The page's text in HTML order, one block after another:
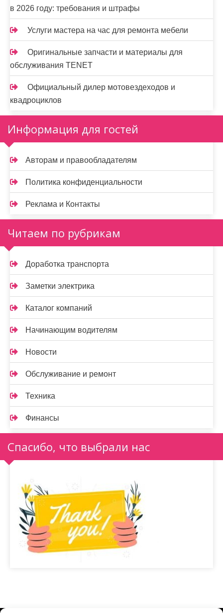
в 2026 году: требования и штрафы
Услуги мастера на час для ремонта мебели
Оригинальные запчасти и материалы для
обслуживания TENET
Официальный дилер мотовездеходов и
квадроциклов
Информация для гостей
Авторам и правообладателям
Политика конфиденциальности
Реклама и Контакты
Читаем по рубрикам
Доработка транспорта
Заметки электрика
Каталог компаний
Начинающим водителям
Новости
Обслуживание и ремонт
Техника
Финансы
Спасибо, что выбрали нас